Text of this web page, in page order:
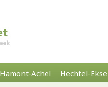
Hamont-Achel Hechtel-